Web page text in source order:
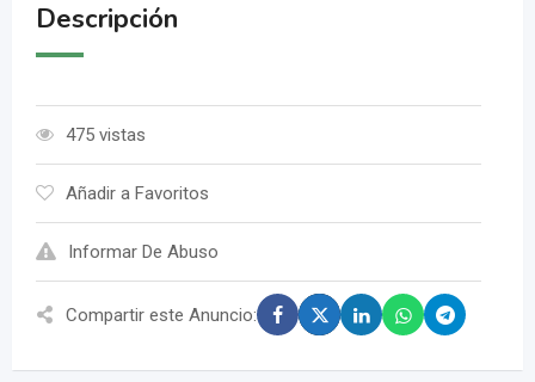
Descripción
475 vistas
Añadir a Favoritos
Informar De Abuso
Compartir este Anuncio: